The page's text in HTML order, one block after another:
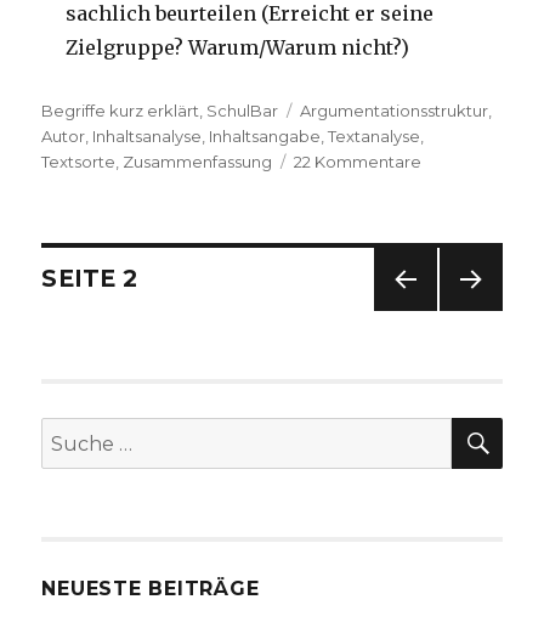
sachlich beurteilen (Erreicht er seine
Zielgruppe? Warum/Warum nicht?)
Kategorien
Begriffe kurz erklärt SchulBar Tags
Argumentationsstruktur
Autor Inhaltsanalyse Inhaltsangabe ,Textanalyse
Textsorte Zusammenfassung 22 Kommentare
Beitragsnavigation
E
SEITE 2
Suche
nach:
NEUESTE BEITRÄGE